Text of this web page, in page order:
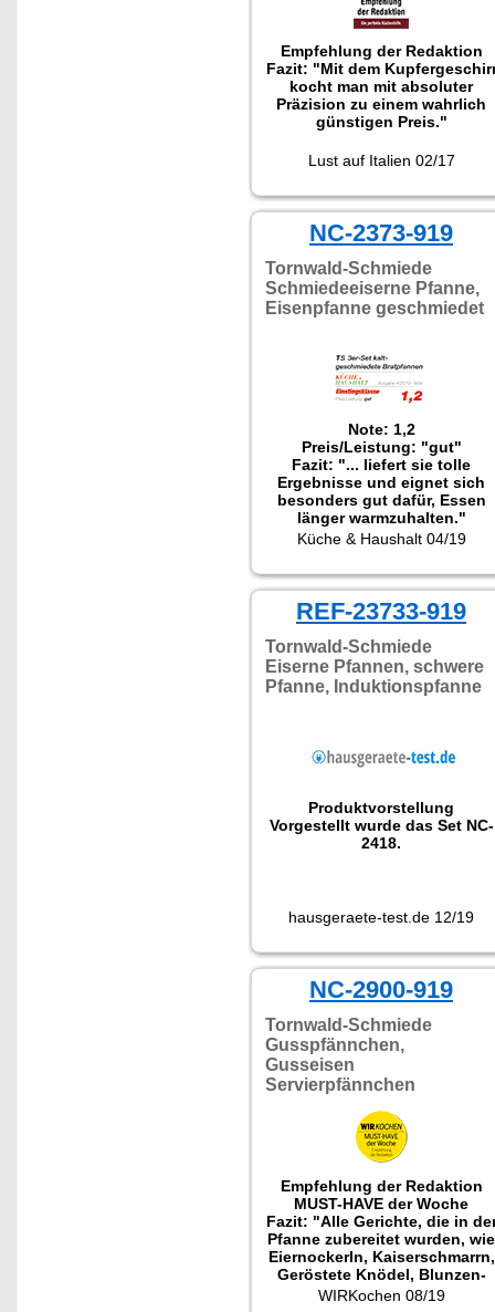
Empfehlung der Redaktion
Fazit: "Mit dem
kocht man mit absoluter
Präzision zu einem wahrlich
günstigen Preis."
Lust auf Italien 02/17
NC-2373-919
Tornwald-Schmiede
Schmiedeeiserne Pfanne,
Eisenpfanne geschmiedet
Note: 1,2
Preis/Leistung: "gut"
Fazit: "... liefert sie tolle
Ergebnisse und eignet sich
besonders gut dafür, Essen
länger warmzuhalten."
Getestet wurde das Set NC-
Küche & Haushalt 04/19
REF-23733-919
Tornwald-Schmiede
Eiserne Pfannen, schwere
Pfanne, Induktionspfanne
Produktvorstellung
Vorgestellt wurde das Set NC-
2418.
hausgeraete-test.de 12/19
NC-2900-919
Tornwald-Schmiede
Gusspfännchen,
Gusseisen
Servierpfännchen
Empfehlung der Redaktion
MUST-HAVE der Woche
Fazit: "Alle Gerichte, die in
Pfanne zubereitet wurden, wie
Eiernockerln, Kaiserschmarrn,
Geröstete Knödel, Blunzen-
und Eierschwammerl-Gröstl,
WIRKochen 08/19